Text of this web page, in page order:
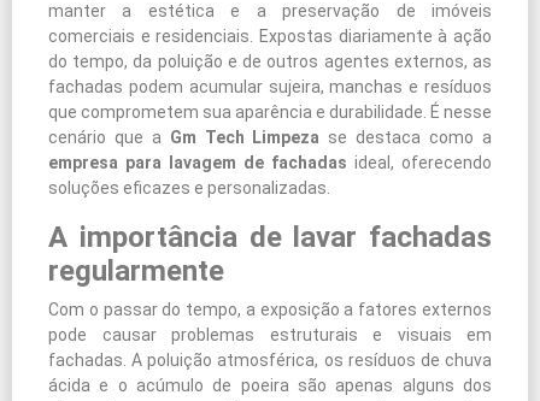
manter a estética e a preservação de imóveis
comerciais e residenciais. Expostas diariamente à ação
do tempo, da poluição e de outros agentes externos, as
fachadas podem acumular sujeira, manchas e resíduos
que comprometem sua aparência e durabilidade. É nesse
cenário que a Gm Tech Limpeza se destaca como a
empresa para lavagem de fachadas ideal, oferecendo
soluções eficazes e personalizadas.
A importância de lavar fachadas
regularmente
Com o passar do tempo, a exposição a fatores externos
pode causar problemas estruturais e visuais em
fachadas. A poluição atmosférica, os resíduos de chuva
ácida e o acúmulo de poeira são apenas alguns dos